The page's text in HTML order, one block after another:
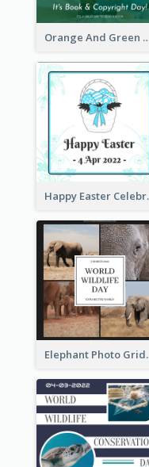
Orange And Green Photo Book
Happy
Elephant